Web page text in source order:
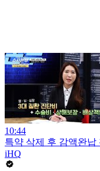
10:44
특약 삭제 후 감액완납
iHQ